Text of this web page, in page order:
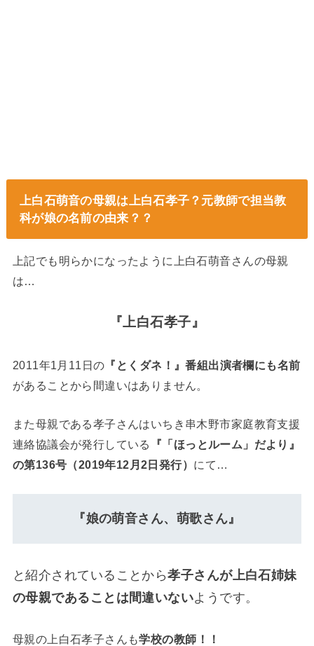
上白石萌音の母親は上白石孝子？元教師で担当教
科が娘の名前の由来？？
上記でも明らかになったように上白石萌音さんの母親
は…
『上白石孝子』
2011年1月11日の 『とくダネ！』番組出演者欄にも名前
があることから間違いはありません。
また母親である孝子さんはいちき串木野市家庭教育支援
連絡協議会が発行している
『「ほっとルーム」だより』
の第136号（2019年12月2日発行） にて…
『娘の萌音さん、萌歌さん』
と紹介されていることから孝子さんが上白石姉妹
の母親であることは間違いないようです。
母親の上白石孝子さんも学校の教師！！